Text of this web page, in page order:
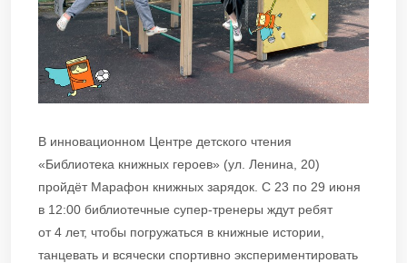
В инновационном Центре детского чтения
«Библиотека книжных героев» (ул. Ленина, 20)
пройдёт Марафон книжных зарядок. С 23 по 29 июня
в 12:00 библиотечные супер-тренеры ждут ребят
от 4 лет, чтобы погружаться в книжные истории,
танцевать и всячески спортивно экспериментировать